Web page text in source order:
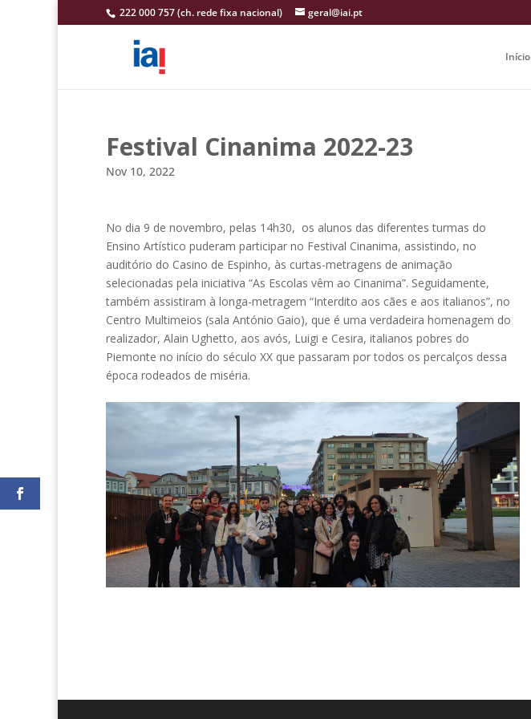
222 000 757 (ch. rede fixa nacional) geral@iai.pt
Início
Festival Cinanima 2022-23
Nov 10, 2022
No dia 9 de novembro, pelas 14h30, os alunos das diferentes turmas do
Ensino Artístico puderam participar no Festival Cinanima, assistindo, no
auditório do Casino de Espinho, às curtas-metragens de animação
selecionadas pela iniciativa “As Escolas vêm ao Cinanima”. Seguidamente,
também assistiram à longa-metragem “Interdito aos cães e aos italianos”, no
Centro Multimeios (sala António Gaio), que é uma verdadeira homenagem do
realizador, Alain Ughetto, aos avós, Luigi e Cesira, italianos pobres do
Piemonte no início do século XX que passaram por todos os percalços dessa
época rodeados de miséria.